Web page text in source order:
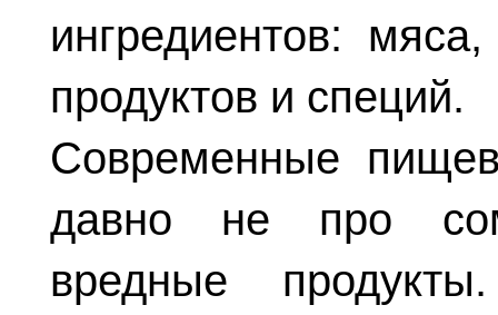
ингредиентов:
продуктов и специй.
Современные
давно не про
вредные